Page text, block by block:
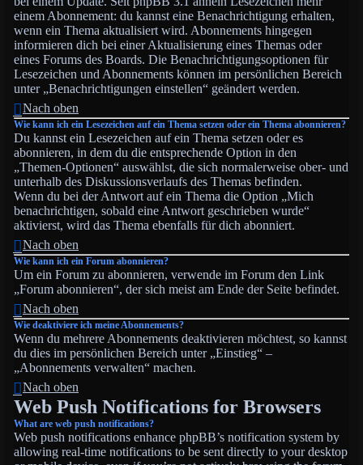
einem Abonnement: du kannst eine Benachrichtigung erhalten,
wenn ein Thema aktualisiert wird. Abonnements hingegen
informieren dich bei einer Aktualisierung eines Themas oder
eines Forums des Boards. Die Benachrichtigungsoptionen für
Lesezeichen und Abonnements können im persönlichen Bereich
unter „Benachrichtigungen einstellen“ geändert werden.
Nach oben
Wie kann ich ein Lesezeichen auf ein Thema setzen oder ein Thema abonnieren?
Du kannst ein Lesezeichen auf ein Thema setzen oder es
abonnieren, in dem du die entsprechende Option in den
„Themen-Optionen“ auswählst, die sich normalerweise ober- und
unterhalb des Diskussionsverlaufs des Themas befinden.
Wenn du bei der Antwort auf ein Thema die Option „Mich
benachrichtigen, sobald eine Antwort geschrieben wurde“
aktivierst, wird das Thema ebenfalls für dich abonniert.
Nach oben
Wie kann ich ein Forum abonnieren?
Um ein Forum zu abonnieren, verwende im Forum den Link
„Forum abonnieren“, der sich meist am Ende der Seite befindet.
Nach oben
Wie deaktiviere ich meine Abonnements?
Wenn du mehrere Abonnements deaktivieren möchtest, so kannst
du dies im persönlichen Bereich unter „Einstieg“ –
„Abonnements verwalten“ machen.
Nach oben
Web Push Notifications for Browsers
What are web push notifications?
Web push notifications enhance phpBB’s notification system by
allowing real-time notifications to be sent directly to your desktop